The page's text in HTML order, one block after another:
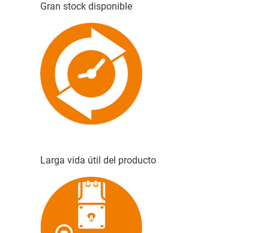
Gran stock disponible
Larga vida útil del producto